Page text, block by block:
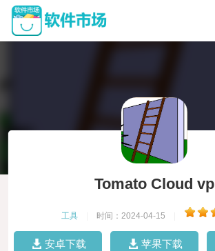
Tomato Cloud vp
工具 时间：2024-04-15
安卓下载 苹果下载